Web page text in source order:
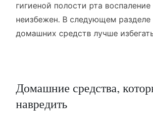
гигиеной полости рта
неизбежен. В следующем
домашних средств лучше
Домашние средства,
навредить